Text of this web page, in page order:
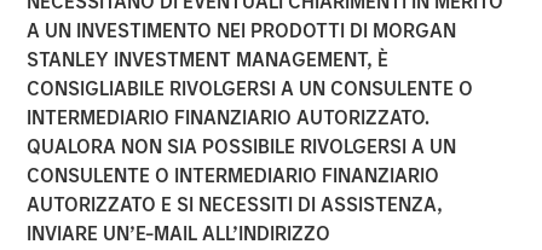
A UN INVESTIMENTO NEI PRODOTTI DI MORGAN
STANLEY INVESTMENT MANAGEMENT, È
CONSIGLIABILE RIVOLGERSI A UN CONSULENTE O
INTERMEDIARIO FINANZIARIO AUTORIZZATO.
QUALORA NON SIA POSSIBILE RIVOLGERSI A UN
CONSULENTE O INTERMEDIARIO FINANZIARIO
AUTORIZZATO E SI NECESSITI DI ASSISTENZA,
INVIARE UN’E-MAIL ALL’INDIRIZZO
INSIGHTS
Head of Morgan Stanley
Capital Partners: Aaron
Sack, on Private Capital
Call Podcast